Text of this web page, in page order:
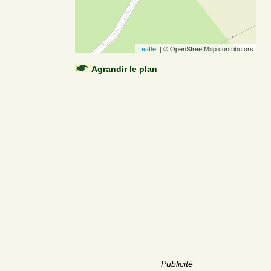
Leaflet | © OpenStreetMap contributors
Agrandir le plan
Publicité